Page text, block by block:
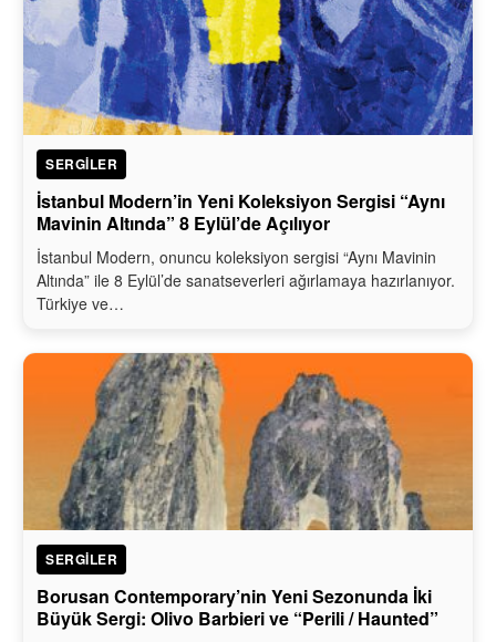
SERGILER
İstanbul Modern’in Yeni Koleksiyon Sergisi “Aynı
Mavinin Altında” 8 Eylül’de Açılıyor
İstanbul Modern, onuncu koleksiyon sergisi “Aynı Mavinin
Altında” ile 8 Eylül’de sanatseverleri ağırlamaya hazırlanıyor.
Türkiye ve…
SERGILER
Borusan Contemporary’nin Yeni Sezonunda İki
Büyük Sergi: Olivo Barbieri ve “Perili / Haunted”